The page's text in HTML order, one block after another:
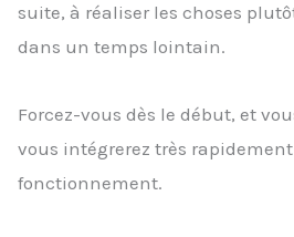
suite, à réaliser les choses
dans un temps lointain.
Forcez-vous dès le début, et
vous intégrerez très
fonctionnement.